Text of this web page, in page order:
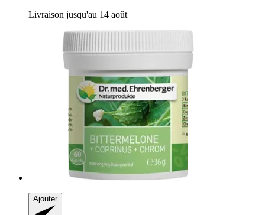
Livraison jusqu'au 14 août
Ajouter